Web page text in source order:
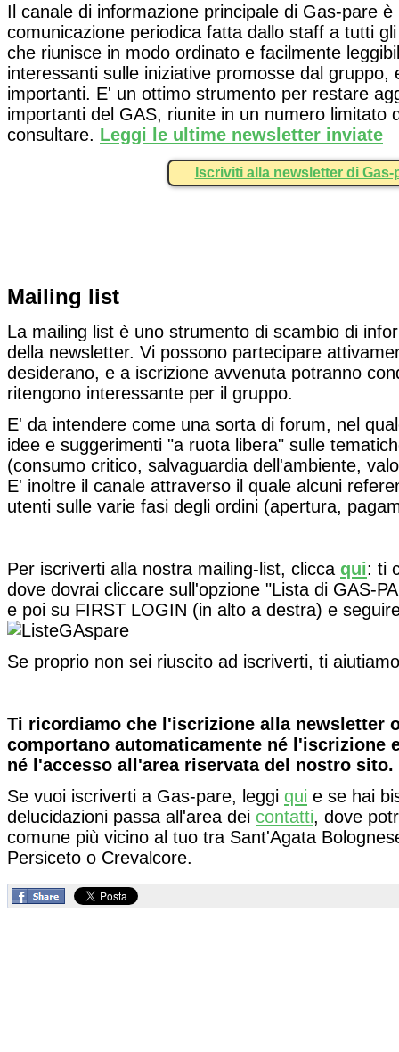
Il canale di informazione principale di Gas-pare
comunicazione periodica fatta dallo staff a tutti
che riunisce in modo ordinato e facilmente
interessanti sulle iniziative promosse dal gruppo,
importanti. E' un ottimo strumento per restare
importanti del GAS, riunite in un numero limitato
consultare. Leggi le ultime newsletter inviate
Iscriviti alla newsletter di Gas-
Mailing list
La mailing list è uno strumento di scambio di
della newsletter. Vi possono partecipare
desiderano, e a iscrizione avvenuta potranno
ritengono interessante per il gruppo.
E' da intendere come una sorta di forum, nel
idee e suggerimenti "a ruota libera" sulle
(consumo critico, salvaguardia dell'ambiente,
E' inoltre il canale attraverso il quale alcuni
utenti sulle varie fasi degli ordini (apertura,
Per iscriverti alla nostra mailing-list, clicca qui: ti
dove dovrai cliccare sull'opzione "Lista di GAS-
e poi su FIRST LOGIN (in alto a destra) e
Se proprio non sei riuscito ad iscriverti, ti
Ti ricordiamo che l'iscrizione alla newsletter
comportano automaticamente né l'iscrizione
né l'accesso all'area riservata del nostro sito.
Se vuoi iscriverti a Gas-pare, leggi qui e se hai
delucidazioni passa all'area dei contatti, dove
comune più vicino al tuo tra Sant'Agata
Persiceto o Crevalcore.